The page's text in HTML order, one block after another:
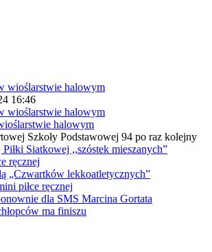
16:46
halowym
Szkoły Podstawowej 94 po raz kolejny
Siatkowej ,,szóstek mieszanych”
ręcznej
„Czwartków lekkoatletycznych”
piłce ręcznej
dla SMS Marcina Gortata
ma finiszu